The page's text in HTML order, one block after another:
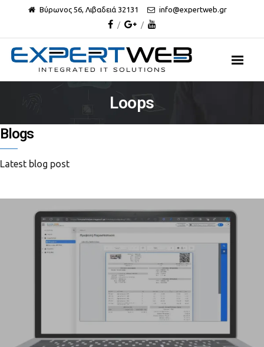
Βύρωνος 56, Λιβαδειά 32131 info@expertweb.gr
Loops
Blogs
Latest blog post